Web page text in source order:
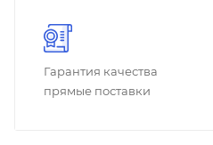
Гарантия качества
прямые поставки